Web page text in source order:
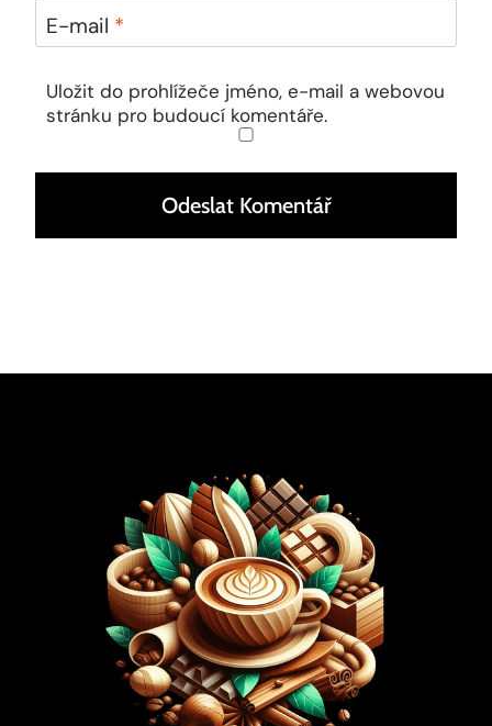
E-mail *
Uložit do prohlížeče jméno, e-mail a webovou
stránku pro budoucí komentáře.